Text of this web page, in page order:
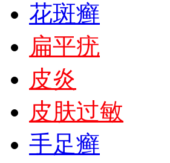
花斑癣
扁平疣
皮炎
皮肤过敏
手足癣